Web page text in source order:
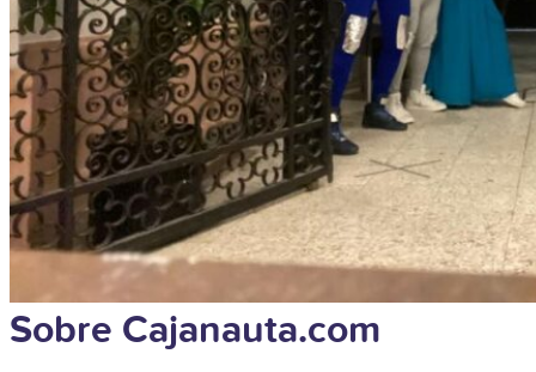
Sobre Cajanauta.com